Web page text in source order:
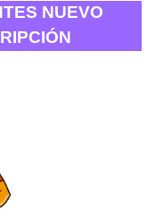
NUEVO